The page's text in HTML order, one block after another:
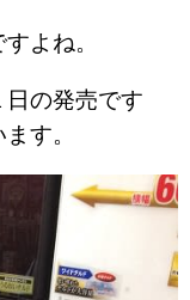
ですよね。
の発売です
ます。